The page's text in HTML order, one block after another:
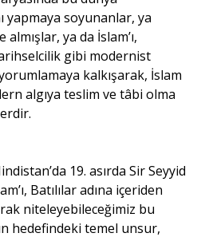
yapmaya soyunanlar, ya
ya da İslam’ı,
gibi modernist
kalkışarak, İslam
algıya teslim ve tâbi olma
19. asırda Sir Seyyid
Batılılar adına içeriden
niteleyebileceğimiz bu
hedefindeki temel unsur,